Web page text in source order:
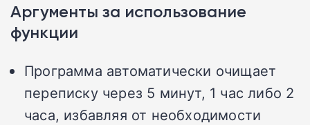
Аргументы за использование
функции
Программа автоматически очищает
переписку через 5 минут, 1 час либо 2
часа, избавляя от необходимости